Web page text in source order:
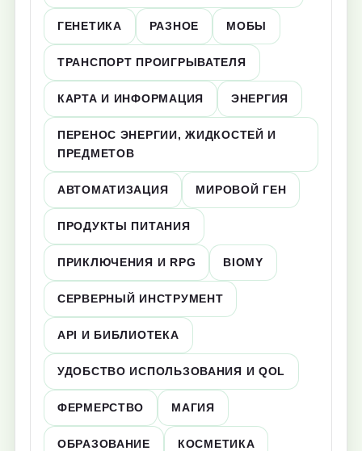
ГЕНЕТИКА РАЗНОЕ МОБЫ
ТРАНСПОРТ ПРОИГРЫВАТЕЛЯ
КАРТА И ИНФОРМАЦИЯ ЭНЕРГИЯ
ПЕРЕНОС ЭНЕРГИИ, ЖИДКОСТЕЙ И
ПРЕДМЕТОВ
АВТОМАТИЗАЦИЯ МИРОВОЙ ГЕН
ПРОДУКТЫ ПИТАНИЯ
ПРИКЛЮЧЕНИЯ И RPG BIOMY
СЕРВЕРНЫЙ ИНСТРУМЕНТ
API И БИБЛИОТЕКА
УДОБСТВО ИСПОЛЬЗОВАНИЯ И QOL
ФЕРМЕРСТВО МАГИЯ
ОБРАЗОВАНИЕ КОСМЕТИКА